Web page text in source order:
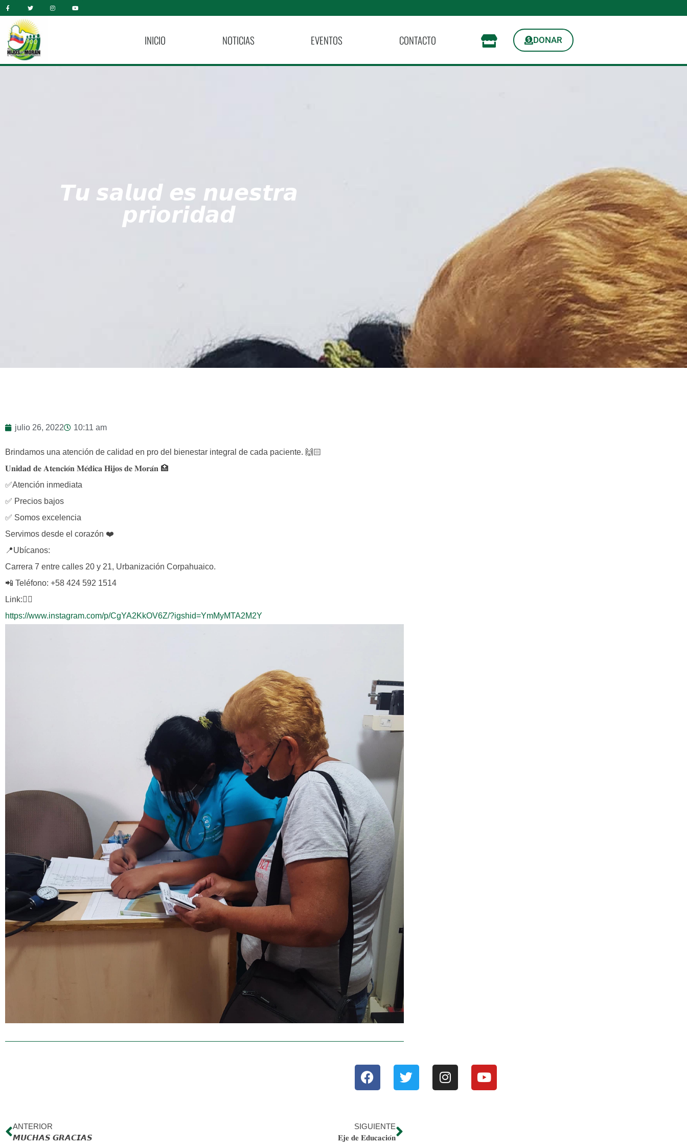
INICIO NOTICIAS EVENTOS CONTACTO DONAR
𝙏𝙪 𝙨𝙖𝙡𝙪𝙙 𝙚𝙨 𝙣𝙪𝙚𝙨𝙩𝙧𝙖
𝙥𝙧𝙞𝙤𝙧𝙞𝙙𝙖𝙙
julio 26, 2022 10:11 am
Brindamos una atención de calidad en pro del bienestar integral de cada paciente. 🙌🏻
𝐔𝐧𝐢𝐝𝐚𝐝 𝐝𝐞 𝐀𝐭𝐞𝐧𝐜𝐢𝐨́𝐧 𝐌𝐞́𝐝𝐢𝐜𝐚 𝐇𝐢𝐣𝐨𝐬 𝐝𝐞 𝐌𝐨𝐫𝐚́𝐧 🏥
✅Atención inmediata
✅ Precios bajos
✅ Somos excelencia
Servimos desde el corazón ❤️
📍Ubícanos:
Carrera 7 entre calles 20 y 21, Urbanización Corpahuaico.
📲 Teléfono: +58 424 592 1514
Link:👇🏻
https://www.instagram.com/p/CgYA2KkOV6Z/?igshid=YmMyMTA2M2Y
ANTERIOR
𝙈𝙐𝘾𝙃𝘼𝙎 𝙂𝙍𝘼𝘾𝙄𝘼𝙎
SIGUIENTE
𝐄𝐣𝐞 𝐝𝐞 𝐄𝐝𝐮𝐜𝐚𝐜𝐢𝐨́𝐧